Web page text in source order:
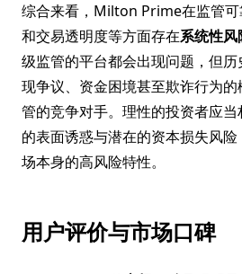
综合来看，Milton Prime在监管
和交易透明度等方面存在系统性风
级监管的平台都会出现问题，但
现争议、资金困境甚至欺诈行为
管的竞争对手。理性的投资者应
的表面诱惑与潜在的资本损失风
场本身的高风险特性。
用户评价与市场口碑